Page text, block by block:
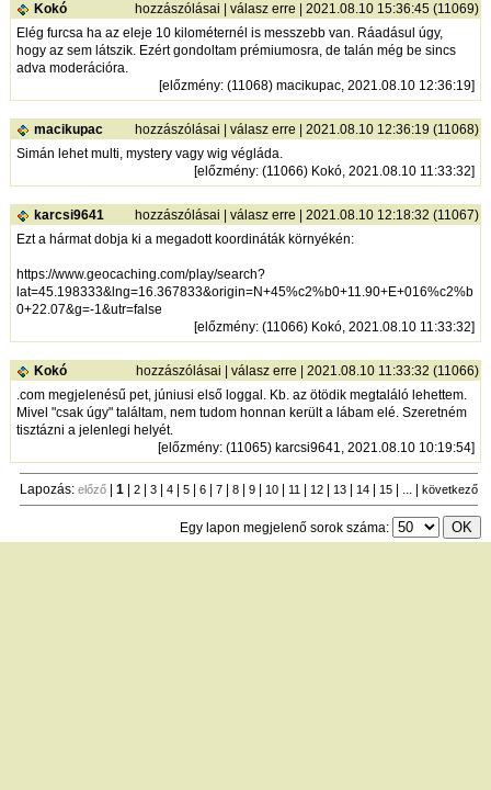
Kokó hozzászólásai |válasz erre | 2021.08.10 15:36:45 (11069)
Elég furcsa ha az eleje 10 kilométernél is messzebb van. Ráadásul úgy,
hogy az sem látszik. Ezért gondoltam prémiumosra, de talán még be sincs
adva moderációra.
[előzmény: (11068) macikupac, 2021.08.10 12:36:19]
macikupac hozzászólásai |válasz erre | 2021.08.10 12:36:19 (11068)
Simán lehet multi, mystery vagy wig végláda.
[előzmény: (11066) Kokó, 2021.08.10 11:33:32]
karcsi9641 hozzászólásai |válasz erre | 2021.08.10 12:18:32 (11067)
Ezt a hármat dobja ki a megadott koordináták környékén:
https://www.geocaching.com/play/search?
lat=45.198333&lng=16.367833&origin=N+45%c2%b0+11.90+E+016%c2%b
0+22.07&g=-1&utr=false
[előzmény: (11066) Kokó, 2021.08.10 11:33:32]
Kokó hozzászólásai |válasz erre | 2021.08.10 11:33:32 (11066)
.com megjelenésű pet, júniusi első loggal. Kb. az ötödik megtaláló lehettem.
Mivel "csak úgy" találtam, nem tudom honnan került a lábam elé. Szeretném
tisztázni a jelenlegi helyét.
[előzmény: (11065) karcsi9641, 2021.08.10 10:19:54]
Lapozás:előző |1 2 3 4 5 6 7 8 9 10 11 12 13 14 15 | ... |következő
Egy lapon megjelenő sorok száma: